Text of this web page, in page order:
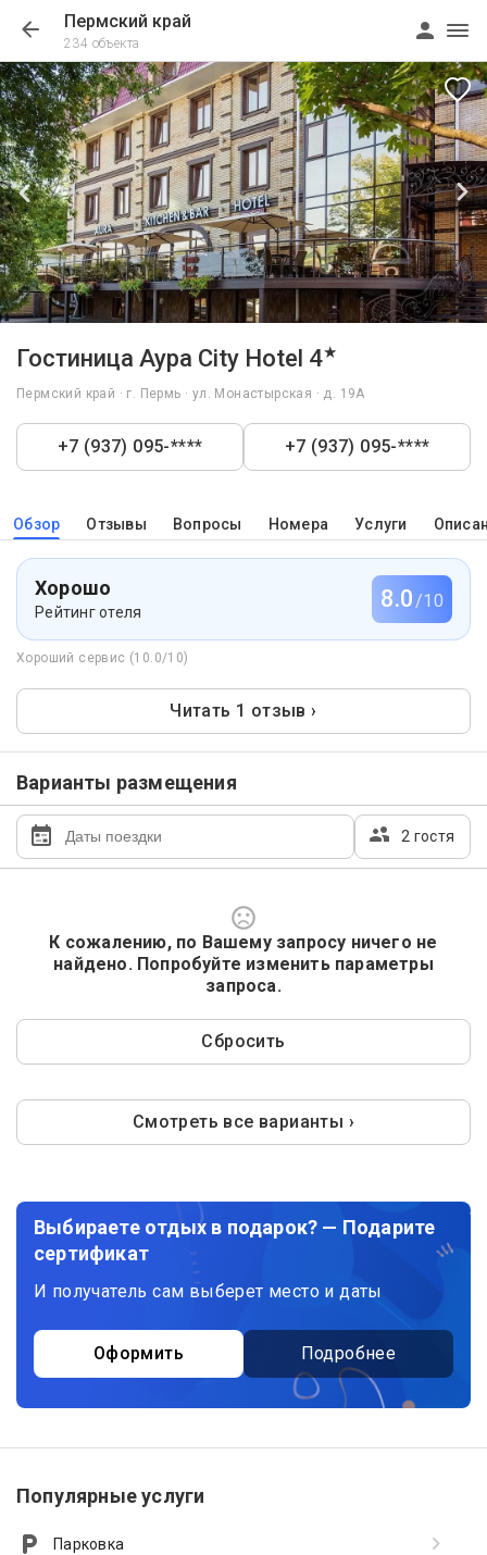
Пермский край
234 объекта
Гостиница Аура City Hotel 4★
Пермский край · г. Пермь · ул. Монастырская · д. 19А
+7 (937) 095-**** +7 (937) 095-****
Обзор Отзывы Вопросы Номера Услуги
Хорошо
Рейтинг отеля 8.0/10
Хороший сервис (10.0/10)
Читать 1 отзыв ›
Варианты размещения
2 гостя
К сожалению, по Вашему запросу ничего не
найдено. Попробуйте изменить параметры
запроса.
Сбросить
Смотреть все варианты ›
Выбираете отдых в подарок? — Подарите
сертификат
И получатель сам выберет место и даты
Оформить Подробнее
Популярные услуги
Парковка